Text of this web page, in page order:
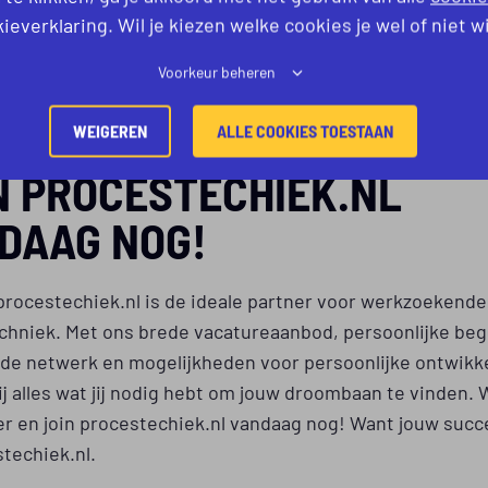
Door jezelf continu te blijven ontwikkelen, vergroot
en vaardigheden, maar ook je kansen op een
PROCESTECHIEK.NL
NOG!
is de ideale partner voor
Met ons brede vacatureaanbod, persoonlijke
netwerk en mogelijkheden voor persoonlijke
alles wat jij nodig hebt om jouw droombaan te vinden.
en join procestechiek.nl vandaag nog! Want jouw
Wil je kiezen welke cookies je wel of niet
Voorkeur beheren
WEIGEREN ALLE COOKIES TOESTAAN